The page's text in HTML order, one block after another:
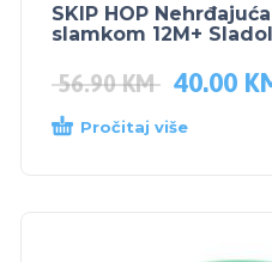
SKIP HOP
slamkom 12M+
56.90KM 40.00
Pročitaj više